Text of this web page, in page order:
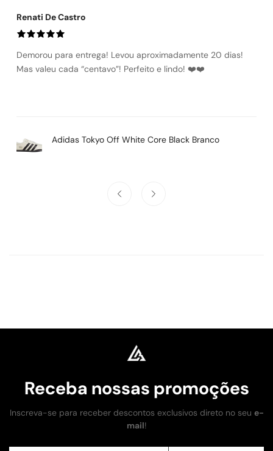
Renati De Castro
Demorou para entrega! Levou aproximadamente 20 dias!
Mas valeu cada “centavo”! Perfeito e lindo! ❤️❤️
Adidas Tokyo Off White Core Black Branco
Receba nossas promoções
Inscreva-se para receber descontos exclusivos direto no seu e-
mail!